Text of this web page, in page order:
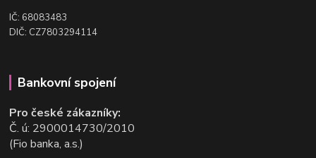
IČ: 68083483
DIČ: CZ7803294114
Bankovní spojení
Pro české zákazníky:
Č. ú: 2900014730/2010
(Fio banka, a.s.)